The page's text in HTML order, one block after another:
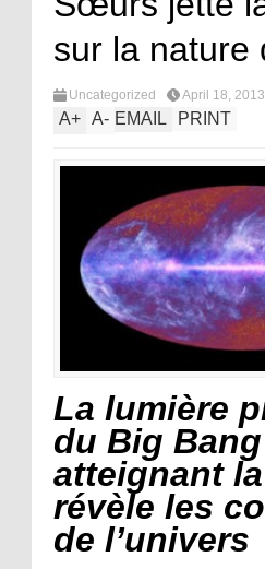
sur la nature
Uncategorized April 18, 2013
A+ A- EMAIL PRINT
La lumière
du Big
atteignant
révèle les
de l’univers